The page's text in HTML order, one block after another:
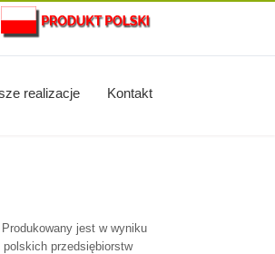
realizacje Kontakt
jest w wyniku
polskich przedsiębiorstw